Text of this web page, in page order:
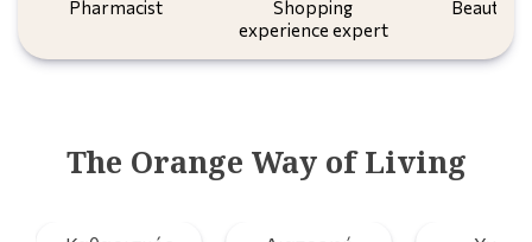
Pharmacist
Shopping
experience expert
Beauty
The Orange Way of Living